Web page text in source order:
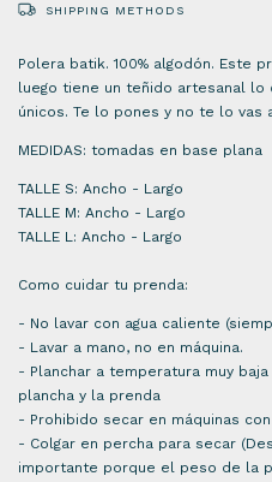
SHIPPING METHODS
Polera batik. 100% algodón. Este
luego tiene un teñido artesanal lo
únicos. Te lo pones y no te lo vas
MEDIDAS: tomadas en base plana
TALLE S: Ancho - Largo
TALLE M: Ancho - Largo
TALLE L: Ancho - Largo
Como cuidar tu prenda:
- No lavar con agua caliente
- Lavar a mano, no en máquina.
- Planchar a temperatura muy
plancha y la prenda
- Prohibido secar en máquinas
- Colgar en percha para secar
importante porque el peso de la